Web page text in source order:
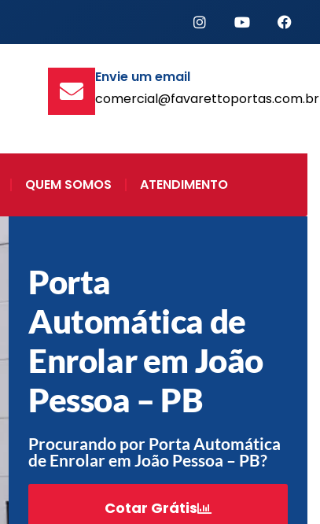
Envie um email
comercial@favarettoportas.com.br
QUEM SOMOS ATENDIMENTO
Porta
Automática de
Enrolar em João
Pessoa – PB
Procurando por Porta Automática
de Enrolar em João Pessoa – PB?
Cotar Grátis